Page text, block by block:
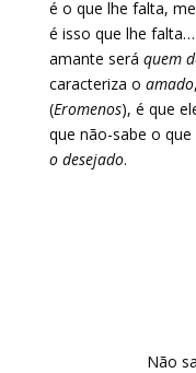
é o que lhe falta,
é isso que lhe
amante será quem
caracteriza o amado
(Eromenos), é que
que não-sabe o
o desejado.
Não